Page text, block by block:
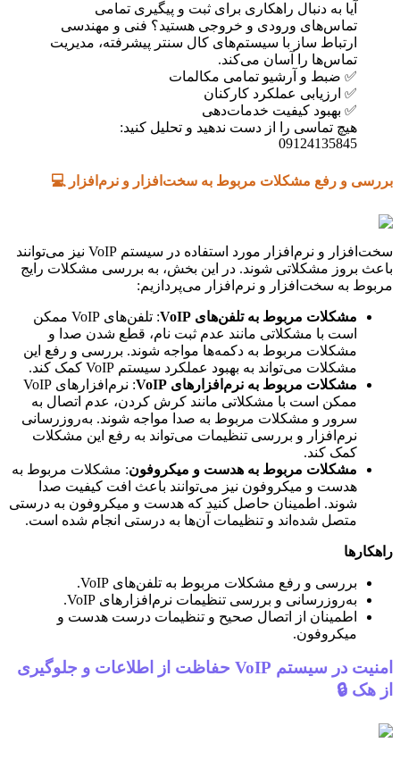
آیا به دنبال راهکاری برای ثبت و پیگیری تمامی
تماس‌های ورودی و خروجی هستید؟ فنی و مهندسی
ارتباط ساز با سیستم‌های کال سنتر پیشرفته، مدیریت
تماس‌ها را آسان می‌کند.
✅ ضبط و آرشیو تمامی مکالمات
✅ ارزیابی عملکرد کارکنان
✅ بهبود کیفیت خدمات‌دهی
هیچ تماسی را از دست ندهید و تحلیل کنید:
09124135845
بررسی و رفع مشکلات مربوط به سخت‌افزار و نرم‌افزار 💻
سخت‌افزار و نرم‌افزار مورد استفاده در سیستم VoIP نیز می‌توانند
باعث بروز مشکلاتی شوند. در این بخش، به بررسی مشکلات رایج
مربوط به سخت‌افزار و نرم‌افزار می‌پردازیم:
مشکلات مربوط به تلفن‌های VoIP
: تلفن‌های VoIP ممکن
است با مشکلاتی مانند عدم ثبت نام، قطع شدن صدا و
مشکلات مربوط به دکمه‌ها مواجه شوند. بررسی و رفع این
مشکلات می‌تواند به بهبود عملکرد سیستم VoIP کمک کند.
مشکلات مربوط به نرم‌افزارهای VoIP
: نرم‌افزارهای VoIP
ممکن است با مشکلاتی مانند کرش کردن، عدم اتصال به
سرور و مشکلات مربوط به صدا مواجه شوند. به‌روزرسانی
نرم‌افزار و بررسی تنظیمات می‌تواند به رفع این مشکلات
کمک کند.
مشکلات مربوط به هدست و میکروفون: مشکلات مربوط به
هدست و میکروفون نیز می‌توانند باعث افت کیفیت صدا
شوند. اطمینان حاصل کنید که هدست و میکروفون به درستی
متصل شده‌اند و تنظیمات آن‌ها به درستی انجام شده است.
راهکارها
بررسی و رفع مشکلات مربوط به تلفن‌های VoIP.
به‌روزرسانی و بررسی تنظیمات نرم‌افزارهای VoIP.
اطمینان از اتصال صحیح و تنظیمات درست هدست و
میکروفون.
امنیت در سیستم VoIP حفاظت از اطلاعات و جلوگیری
از هک 🔒